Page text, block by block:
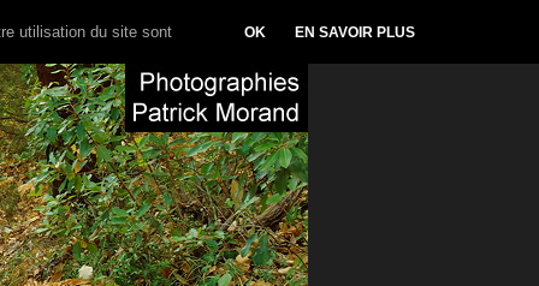
utilisation du site sont OK EN SAVOIR PLUS